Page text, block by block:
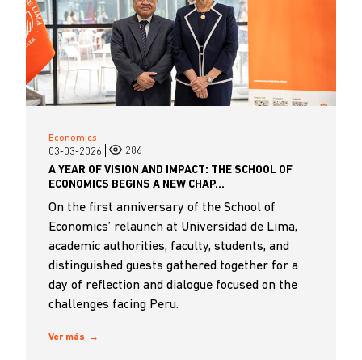
Economics
03-03-2026 286
A YEAR OF VISION AND IMPACT: THE SCHOOL OF
ECONOMICS BEGINS A NEW CHAP...
On the first anniversary of the School of
Economics’ relaunch at Universidad de Lima,
academic authorities, faculty, students, and
distinguished guests gathered together for a
day of reflection and dialogue focused on the
challenges facing Peru.
Ver más